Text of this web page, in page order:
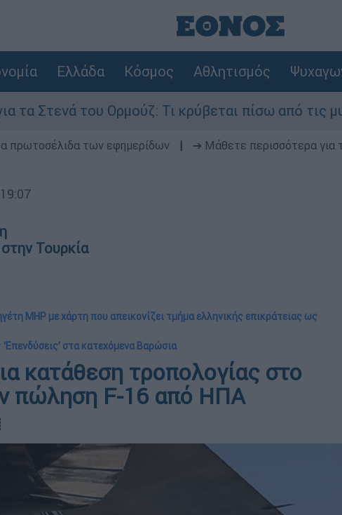
Ελλάδα Κόσμος Αθλητισμός
Ορμούζ: Τι κρύβεται πίσω από τις μυστικές
πρωτοσέλιδα των εφημερίδων ➔ Μάθετε περισσότερα για
Τουρκία
MHP με χάρτη που απεικονίζει τμήμα ελληνικής επικράτειας ως
‘Επενδύσεις’ στα κατεχόμενα Βαρώσια
κατάθεση τροπολογίας στο
πώληση F-16 από ΗΠΑ